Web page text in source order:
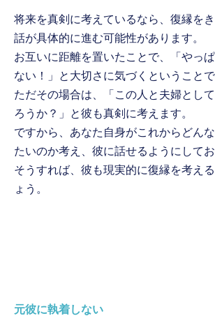
将来を真剣に考えているなら、復縁を
話が具体的に進む可能性があります。
お互いに距離を置いたことで、「やっ
ない！」と大切さに気づくということで
ただその場合は、「この人と夫婦とし
ろうか？」と彼も真剣に考えます。
ですから、あなた自身がこれからどん
たいのか考え、彼に話せるようにしてお
そうすれば、彼も現実的に復縁を考え
ょう。
元彼に執着しない